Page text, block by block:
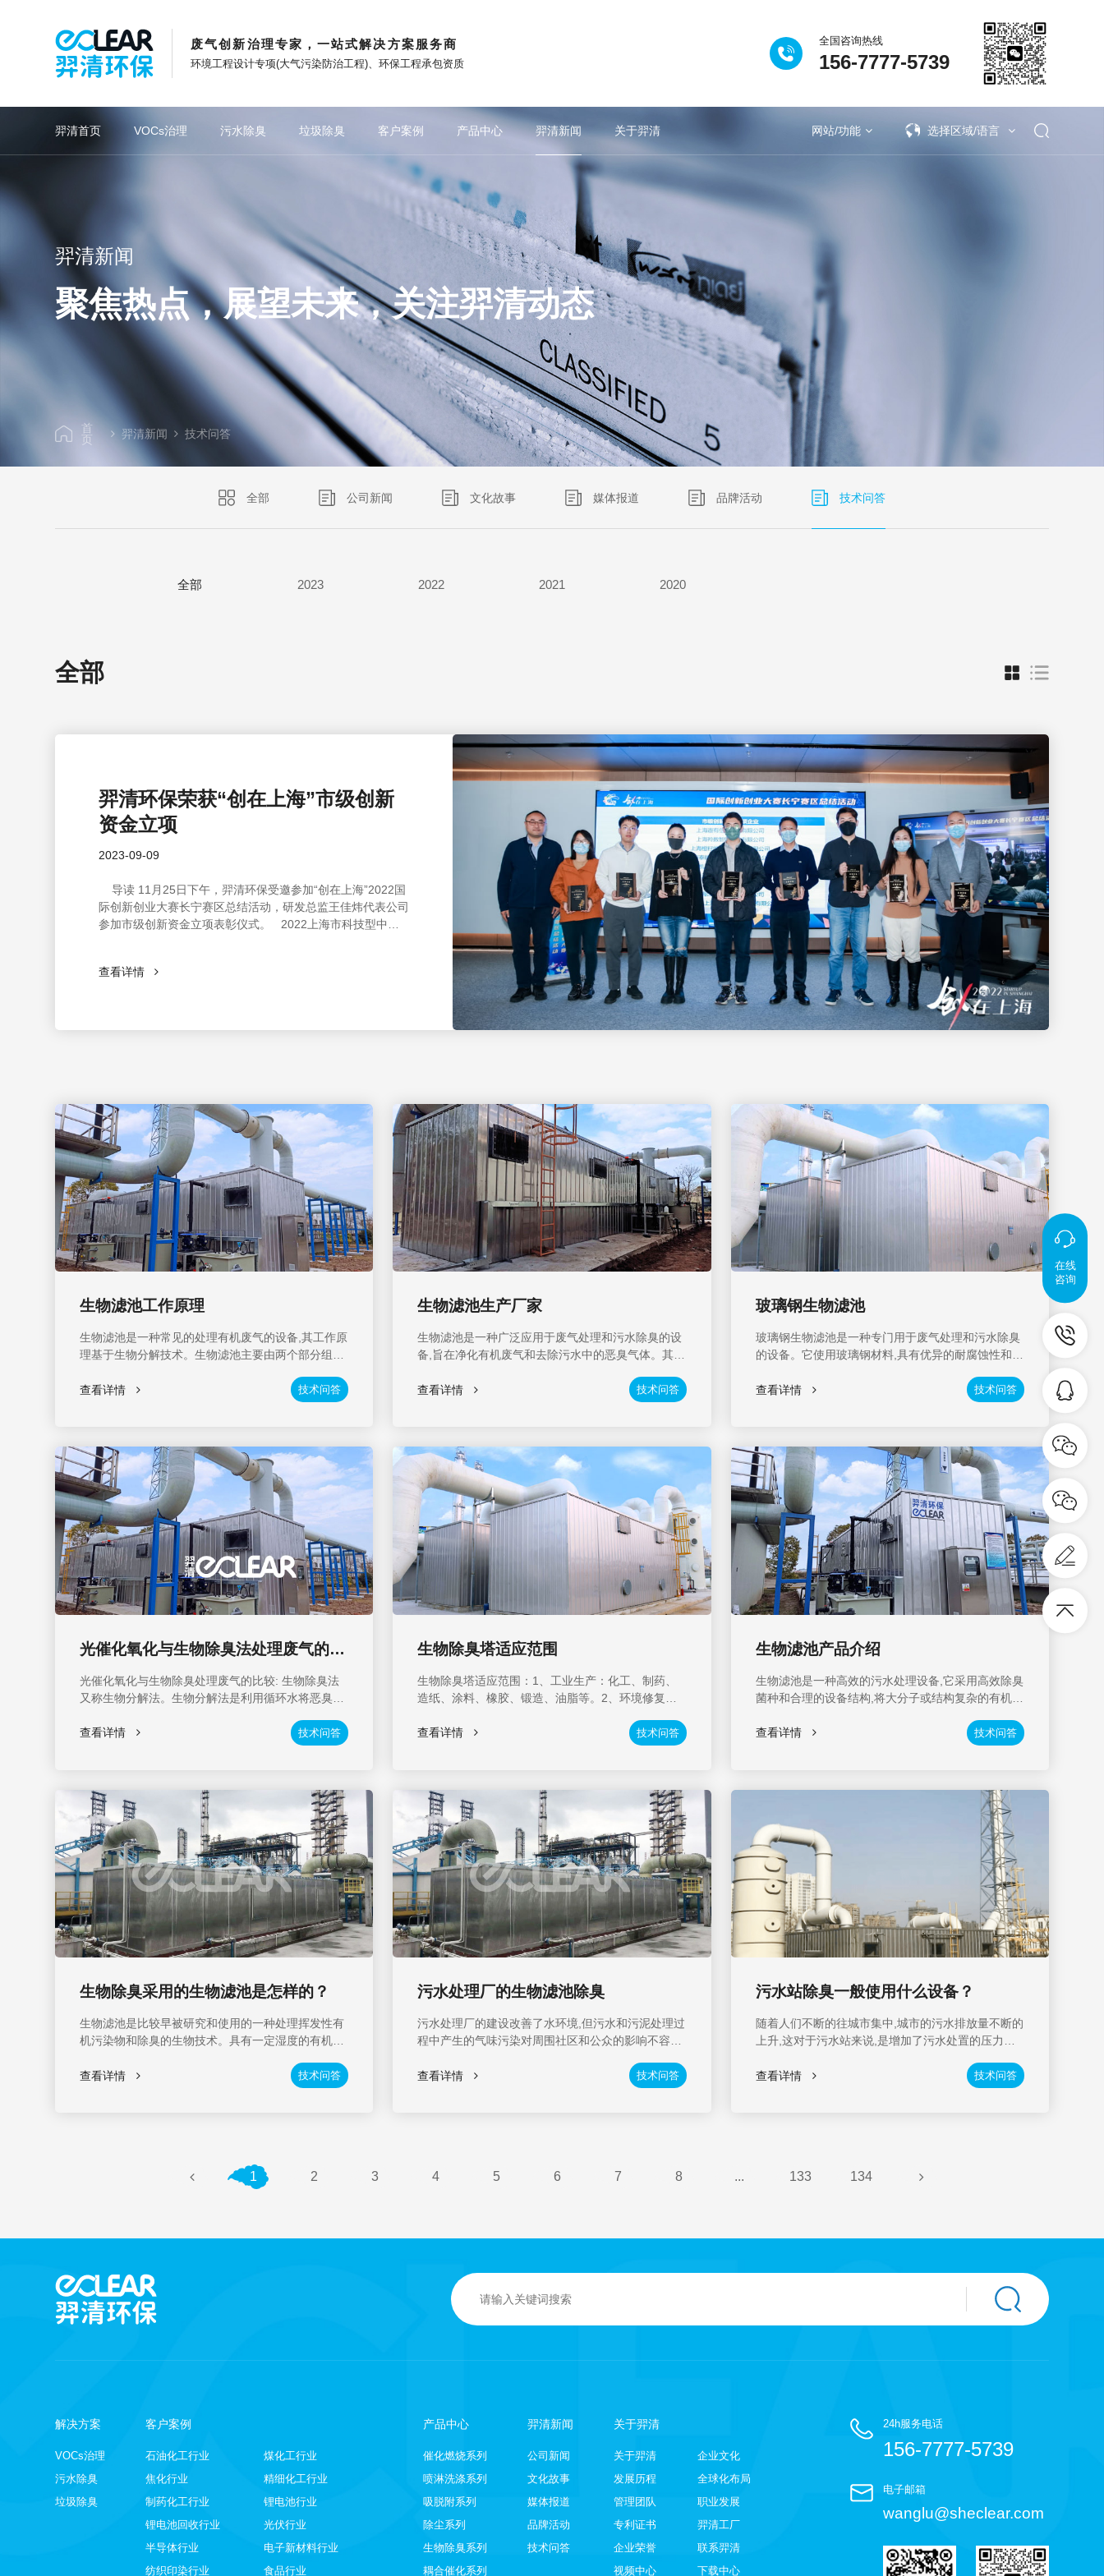
废气创新治理专家，一站式解决方案服务商
环境工程设计专项(大气污染防治工程)、环保工程承包资质
全国咨询热线
156-7777-5739
羿清首页 VOCs治理
新能源VOCs治理
石油化工VOCs治理 精细化工VOCs治理 制药化工VOCs治理 锂电池VOCs治理
更多方案
石油化工VOCs治理 精细化工VOCs治理 制药化工VOCs治理 橡胶塑料VOCs治理
更多方案
锂电池VOCs治理 锂电池回收VOCs治理 光伏电池VOCs治理 氢燃料电池VOCs治理
更多方案
半导体VOCs治理 电子新材料VOCs治理 注塑行业VOCs治理 医药行业VOCs治理
更多方案
污水除臭
重点推荐 工业污水除臭
石油化工污水废气治理 煤化工污水废气治理 焦化工污水废气治理 制药化工污水废气治理
更多方案
石油化工污水废气治理 煤化工污水废气治理 焦化工污水废气治理 制药化工污水废气治理
更多方案
食品工业污水废气治理 纺织印染污水废气治理 造纸污水废气治理 养殖饲料厂污水废气治理
更多方案
市政污水废气治理 污水泵站废气治理 生活污水废气治理 农村污水废气治理
更多方案
垃圾除臭
垃圾站除臭
垃圾中转站除臭 垃圾压缩站除臭 大型垃圾转运站除臭 垃圾处理中心除臭
更多方案
垃圾中转站除臭 垃圾压缩站除臭 大型垃圾转运站除臭 垃圾处理中心除臭
更多方案
客户案例
锂电池行业 光伏行业
南极中国科考站中山站某实验室XXXX
沙特阿拉伯麦加某大型污水处理厂除臭
爱沙尼亚共和国Neo-麦格昆磁
Magnequench年产XXXX吨稀土永磁块
涂装废气处理项目
塞尔维亚共和国市政（污水）基础设施
工程项目除臭设备采购项目
更多案例
湖南省岳阳市石化长炼污水场除臭项目
辽宁省大庆市中国石油大‭‬庆‭‬石‭‬化‭‬公‭‬司‭‬炼‭‬
油‭‬厂‭‬危‭‬废‭‬库‭‬废‭‬气‭‬处‭‬理‭‬项‭‬目‭‬（‭‬公‭‬用‭‬工‭‬程‭‬一‭‬
陕西省榆林市华北油气分公司气田水集
中处理厂异味治理项目
浙江省中石化分公司污水站除臭项目
更多案例
陕西省榆林市煤化工集团龙华矿业除臭
新疆维吾尔自治区天雨煤化污水VOCs
废气处理系统
山东省济宁市济矿煤化除臭项目
山东省济宁市炜杰化工科技有限公司污
水处理站封闭治理项目
更多案例
山东省邹城市荣信集团有限公司污水站
异味治理提升工程
山东省济宁市济矿煤化除臭项目
山东省济宁市炜杰化工科技有限公司污
水处理站封闭治理项目
河北省唐山市天顺煤焦化工有限公司
248万吨/年钢焦一体焦化搬迁项目
更多案例
江苏省苏州市全球固态电池制造某“独角
兽”企业废气治理项目
福建省宁德市宁德时代RTO改造二期项
安徽省芜湖市无为比亚迪前处理电泳涂
装线项目RTO废气处理系统项目
福建省宁德市宁德时代基地实验废气处
理项目
更多案例
湖南省长沙市湖南邦普循环科技有限公
司某车间含氨尾气处理系统
湖北省宜昌市宜昌邦普宜化新材料有限
公司M98车间VOC收集处理系统设备
江西省新余市江西赣锋循环科技有限公
司碱浸线氢气吸收塔供货及安装项目
江苏省淮安市江苏格润新材料有限公司
检测线环保设备设施整改项目
更多案例
老挝万象中润光能科技（老挝）独资有
限公司设备采购项目
安徽省芜湖市芜湖协鑫集成新能源科技
有限公司芜湖2GW扩产及电池研发中试
线项目
更多案例
上海市某某某超级工厂电池车间废气治
安徽省芜湖市无为县比亚迪某车间RTO
废气处理系统项目
上海市上海海拉电子有限公司厂房
VOCs废气治理项目
更多案例
安徽省合肥市日益和半导体材料有限公
司VOCs废气处理项目
上海市宝山区光驰半导体废气处理项目
安徽省合肥市长鑫存储新增废气收集设
施工程项目
更多案例
福建省龙岩市生物精细化工产业园污水
处理厂项目
江苏省宿迁市振兴化工污水站除臭项目
江苏省宿迁市振兴化工有限公司污水站
除臭项目
湖南省衡阳市建滔实业有限公司污水池
除臭项目
更多案例
江苏省苏州市金唯智一期实验楼活性炭
上海市浦东新区丹纳赫中国诊断平台研
发制造基地新工厂项目
上海市奉贤区药明康德污水池除臭项目
浙江省台州市海正药业污水处理站废气
处理项目
更多案例
浙江省宁波市宁波金力永磁废气治理项
爱沙尼亚共和国Neo-麦格昆磁
Magnequench年产XXXX吨稀土永磁块
涂装废气处理项目
安徽省滁州市秀朗新材料科技有限公司
除臭项目
江苏省苏州市群光电能科技活性炭吸附
箱供货及安装项目
更多案例
江苏省南通市东丽酒伊织染有限公司印
刷油墨废气处理项目
福建省福州市连江县东丽可门绿色纺织
园区污水处理厂除臭设备项目
更多案例
上海市宝山区日研食品异味治理项目
浙江省嘉兴市优蕾食品生物滤池设备供
货项目
江苏省徐州市君乐宝污水处理厂站废气
处理项目
湖北省咸宁市红牛维他命饮料污水站恶
臭处理项目
更多案例
上海市浦东新区海顺精密模具注塑废气
江苏省苏州市席邦实业YQA一体机供货
安装项目
上海市松江区阿克苏诺贝尔漆油除臭项
目
上海市崇明区荣豪建筑安装工程有限公
司废气处理项目
更多案例
湖北省荆门市中迅长青污水除臭项目 江苏省南通市药明康德医药供货项目
江苏省南京市天印山医院污水站设备采
购及安装工程项目
广东省广州市恒瑞医药有限公司污水处
理工程除臭项目
更多案例
四川省成都市阳光造纸厂脱硫除尘项目 四川省乐山市阳光造纸厂锅炉烟气项目
贵州省贵阳市赤天化纸业除臭废气处理
项目
更多案例
南极中国科考站中山站某实验室XXXX
上海市闵行区贺利氏实验室VOCs废气
处理项目
上海市浦东新区海隆实验室及喷漆车间
废气处理项目
浙江省杭州市中船重工715研究所实验
室废气处理项目
更多案例
上海市浦东新区浦东机场湿垃圾处理中
心垃圾站除臭项目
浙江省丽水市丽水开发区垃圾中转站除
臭工程
浙江省台州市玉环市垃圾站除臭一体机
设备
湖南省长沙市好家园垃圾站除臭项目
更多案例
香港元朗錦繡花圍市中心垃圾站除臭处
北京市北京化工大学垃圾站除臭供货项
江苏省某项目立柜式纳米光催除臭设备
采购合同
北京市地下隔油间除臭-立柜式催化离子
新风设备
更多案例
塞尔维亚共和国市政（污水）基础设施
工程项目除臭设备采购项目
沙特阿拉伯麦加某大型污水处理厂除臭
陕西省宝鸡市梅县县城污水处理厂除臭
项目
新疆克拉玛依市石化工业园区污水除臭
项目
更多案例
产品中心
沸石转轮+RCO 洗涤塔 VOCs一体化处理设备
更多产品
RTO蓄热式氧化炉 沸石转轮+RCO RCO蓄热式催化燃烧
喷淋塔
更多产品
VOCs一体化处理设备
更多产品
更多产品
生物除臭
更多产品
耦合催化一体机
更多产品
光催化除臭设备 负压除臭设备 喷雾除臭设备
更多产品
生物填料 催化剂 吸附剂
更多产品
羿清新闻
公司新闻 媒体报道
羿资讯 | 中标中石化！羿清环保化工废
气处理标杆项目+1
羿案例 | 宁德时代VOCs废气治理项目
又双叒叕中标！羿清环保助力半导体领
域废气治理打造新标杆
羿案例 | 邦普循环锂电池回收废气治理
项目
更多新闻
羿清环保成为动力电池回收与梯次利用
联盟“理事单位”
羿案例 | 新疆天雨煤化集团废气治理项
羿案例 | 上海海擎新能源废气治理项目
完成验收
羿清环保获得防爆电气设备安装、检
修、维护技术培训证书
更多新闻
文化故事 | 立足当夏，不负青春，羿清
创业基金会访谈 | 创新型环保企业发展
有何秘籍？
奋斗者 | 羿清环保再获客户认可！项目
经理熊士良获中国成达表彰授奖
文化故事 | 安吉溯溪之旅，羿清人争流
而上笃行不怠
更多新闻
羿清环保荣获“创在上海”市级创新资金
羿清环保受邀参加“科创中国”青年创业
榜单一长三角G60科创走廊U30“星耀
G60”创业人才榜单发布活动
喜讯 | 羿清环保在“中国创翼”创业创新
大赛中斩获佳绩！
更多新闻
羿品牌 | 羿清环保与克拉玛依共抗疫
情，助力建设大美新疆
羿品牌 | 羿清环保2021年企业大学学习
启动会成功召开！
羿品牌 | 羿清环保闪耀易沃联创商学院
《战狼特训营-向华为学组织蜕变》培训
现场！
羿品牌 | 立足人才强企，提升管理水
平，打造高绩效管理团队——羿清企业
大学正式启航！
更多新闻
生物滤池工作原理 生物滤池生产厂家 玻璃钢生物滤池
光催化氧化与生物除臭法处理废气的比
更多新闻
关于羿清
企业文化
发展历程
管理团队
专利证书
羿清工厂
企业荣誉
共建数智化生态型环保企业
联系羿清
视频中心
下载中心
网站/功能
上海羿蓝官网
浙江羿清官网
网站地图
微信公众号
抖音
小红书
选择区域/语言
羿清新闻
聚焦热点，展望未来，关注羿清动态
首
页
羿清新闻 技术问答
全部 公司新闻 文化故事 媒体报道 品牌活动 技术问答
全部 2023 2022 2021 2020
全部
羿清环保荣获“创在上海”市级创新
资金立项
2023-09-09
际创新创业大赛长宁赛区总结活动，研发总监王佳炜代表公司
参加市级创新资金立项表彰仪式。 2022上海市科技型中小
规赛、专题赛的方式，历经7个多月的激烈角逐，市赛阶段的
在技术及创新工作上成果的大力肯定。 创在羿清
查看详情
生物滤池工作原理
生物滤池是一种常见的处理有机废气的设备,其工作原
理基于生物分解技术。生物滤池主要由两个部分组成,
种特定的除臭菌种组成,能够分解有机废气中的污染
物,并将其转化为无害物质。这些除臭菌种在生物滤层
查看详情 技术问答
生物滤池生产厂家
生物滤池是一种广泛应用于废气处理和污水除臭的设
备,旨在净化有机废气和去除污水中的恶臭气体。其独
良好的废气治理和除臭效果。在市场上,有许多制造商
供应生物滤池,但有高质量产品和专业行业经验的制造
查看详情 技术问答
玻璃钢生物滤池
玻璃钢生物滤池是一种专门用于废气处理和污水除臭
的设备。它使用玻璃钢材料,具有优异的耐腐蚀性和高
工业污水除臭、化工行业废气治理、新能源行业废气
治理、化工行业污水除臭等场景,可有效治理废气与臭
查看详情 技术问答
光催化氧化与生物除臭法处理废气的比
光催化氧化与生物除臭处理废气的比较: 生物除臭法
又称生物分解法。生物分解法是利用循环水将恶臭气
微生物，将水中的污染物降解为低害物质。除臭效率
可达70%。但受微生物活性影响，培养出来的微生物
度。 光催化氧化法选用高能紫外线。在光解净化设备
中，分子链裂化氧化恶臭物质，改变物质结构，将高
分子污染物裂化氧化为低分子无害物质。其除臭效率
可达99%，除臭效果大大超过1993年我国出台的恶臭
物质排放标准(GB1454-93)，可处理氨、硫化氢、甲
硫醇、甲硫醚、苯、丁二烯、二硫化碳、三甲胺、二
甲基二硫醚等高浓度混合物。内部灯源可使用三年，
设备使用寿命超过十年。净化技术可靠稳定，净化设
备无需日常维护，只需插入电源即可正常使用，使用
成本低，无二次污染。适用范围：食品厂、肉类加工
圾中转站、粪便处理等有机、无机恶臭气体的除臭净
厂、中西药厂、金属轧钢厂、
查看详情 技术问答
生物除臭塔适应范围
生物除臭塔适应范围：1、工业生产：化工、制药、
造纸、涂料、橡胶、锻造、油脂等。2、环境修复：
农牧业生产制造：动物养殖场、屠宰加工场等。
查看详情 技术问答
生物滤池产品介绍
生物滤池是一种高效的污水处理设备,它采用高效除臭
菌种和合理的设备结构,将大分子或结构复杂的有机物
查看详情
技术问答
生物除臭采用的生物滤池是怎样的？
生物滤池是比较早被研究和使用的一种处理挥发性有
机污染物和除臭的生物技术。具有一定湿度的有机废
层,有机污染物从气相转移到生物层,进而被氧化分解,
查看详情 技术问答
污水处理厂的生物滤池除臭
污水处理厂的建设改善了水环境,但污水和污泥处理过
程中产生的气味污染对周围社区和公众的影响不容忽
康,例如呼吸困难、恶心、胸闷、呕吐等。其中,硫化
氢、氨、甲烷、硫醇、二甲基硫醚、三甲胺、苯乙烯
查看详情 技术问答
污水站除臭一般使用什么设备？
随着人们不断的往城市集中,城市的污水排放量不断的
上升,这对于污水站来说,是增加了污水处置的压力。
理行业也不断的改进自己的技术,让污水处理成为了环
查看详情 技术问答
1 2 3 4 5 6 7 8 ... 133 134
解决方案
VOCs治理
污水除臭
垃圾除臭
客户案例
石油化工行业
煤化工行业
焦化行业
精细化工行业
制药化工行业
锂电池行业
锂电池回收行业
光伏行业
半导体行业
电子新材料行业
纺织印染行业
食品行业
产品中心
催化燃烧系列
喷淋洗涤系列
吸脱附系列
除尘系列
生物除臭系列
耦合催化系列
羿清新闻
公司新闻
文化故事
媒体报道
品牌活动
技术问答
关于羿清
关于羿清
企业文化
发展历程
全球化布局
管理团队
职业发展
专利证书
羿清工厂
企业荣誉
联系羿清
视频中心
下载中心
24h服务电话
156-7777-5739
电子邮箱
wanglu@sheclear.com
在线
咨询